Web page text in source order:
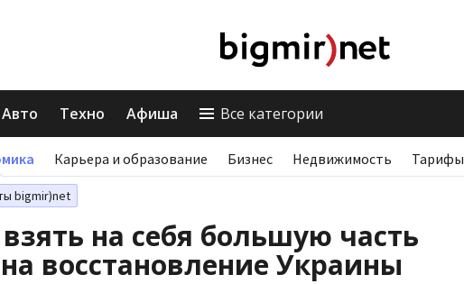
Авто Техно Афиша Все категории
Карьера и образование Бизнес Недвижимость Тарифы
bigmir)net
на себя большую часть
восстановление Украины